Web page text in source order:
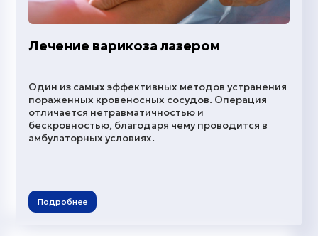
Лечение варикоза лазером
Один из самых эффективных методов устранения
пораженных кровеносных сосудов. Операция
отличается нетравматичностью и
бескровностью, благодаря чему проводится в
амбулаторных условиях.
Подробнее